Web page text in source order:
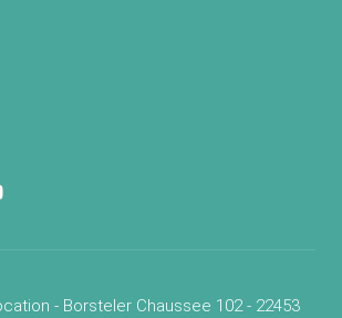
- Borsteler Chaussee 102 - 22453